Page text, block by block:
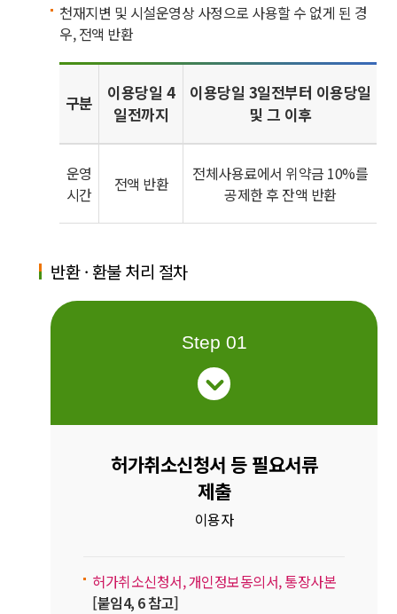
천재지변 및 시설운영상 사정으로 사용할 수 없게 된 경
우, 전액 반환
구분
이용당일 4
일전까지
이용당일 3일전부터 이용당일
및 그 이후
운영
시간
전액 반환
전체사용료에서 위약금 10%를
공제한 후 잔액 반환
반환 · 환불 처리 절차
Step 01
허가취소신청서 등 필요서류
제출
이용자
허가취소신청서, 개인정보동의서, 통장사본
[붙임4, 6 참고]